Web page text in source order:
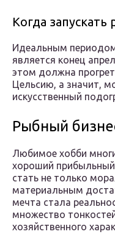
Когда
Идеальным
является конец
этом должна
Цельсию, а значит,
искусственный
Рыбный
Любимое хобби
хороший
стать не только
материальным
мечта стала
множество
хозяйственного